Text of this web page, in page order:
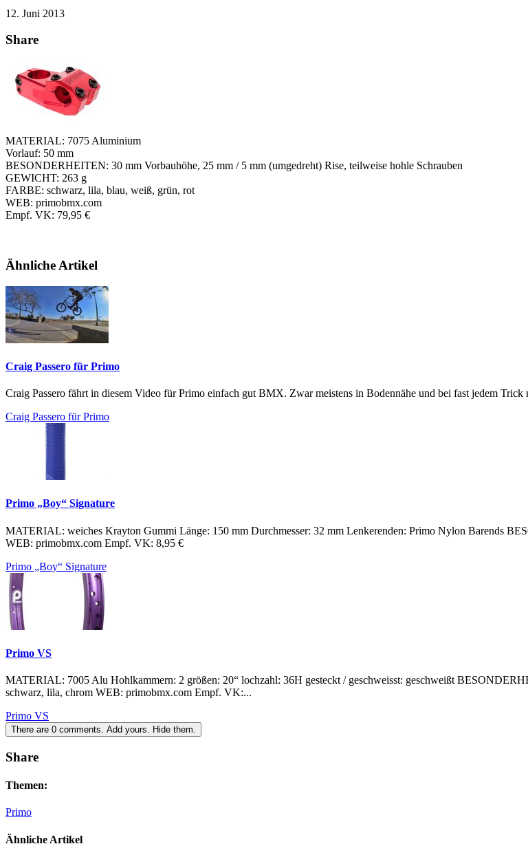
12. Juni 2013
Share
MATERIAL: 7075 Aluminium
Vorlauf: 50 mm
BESONDERHEITEN: 30 mm Vorbauhöhe, 25 mm / 5 mm (umgedreht) Rise, teilweise hohle Schrauben
GEWICHT: 263 g
FARBE: schwarz, lila, blau, weiß, grün, rot
WEB: primobmx.com
Empf. VK: 79,95 €
Ähnliche Artikel
Craig Passero für Primo
Craig Passero fährt in diesem Video für Primo einfach gut BMX. Zwar meistens in Bodennähe und bei fast jedem Trick
Craig Passero für Primo
Primo „Boy“ Signature
MATERIAL: weiches Krayton Gummi Länge: 150 mm Durchmesser: 32 mm Lenkerenden: Primo Nylon Barends
WEB: primobmx.com Empf. VK: 8,95 €
Primo „Boy“ Signature
Primo VS
MATERIAL: 7005 Alu Hohlkammern: 2 größen: 20“ lochzahl: 36H gesteckt / geschweisst: geschweißt
schwarz, lila, chrom WEB: primobmx.com Empf. VK:...
Primo VS
There are 0 comments. Add yours. Hide them.
Share
Themen:
Primo
Ähnliche Artikel